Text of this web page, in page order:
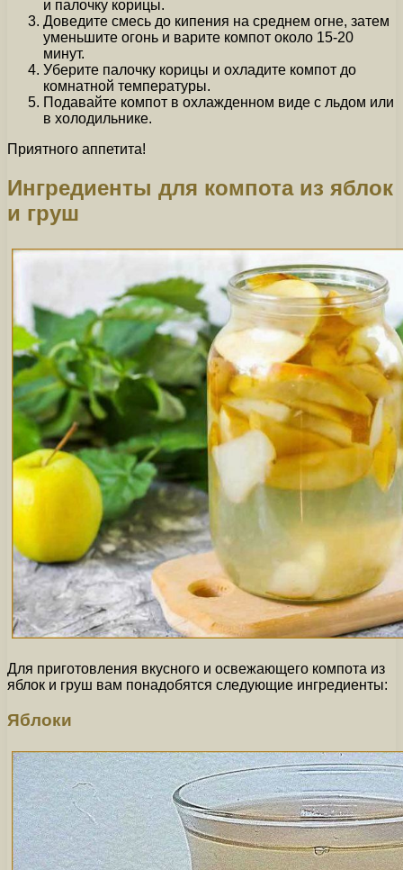
и палочку корицы.
Доведите смесь до кипения на среднем огне, затем
уменьшите огонь и варите компот около 15-20
минут.
Уберите палочку корицы и охладите компот до
комнатной температуры.
Подавайте компот в охлажденном виде с льдом или
в холодильнике.
Приятного аппетита!
Ингредиенты для компота из яблок
и груш
Для приготовления вкусного и освежающего компота из
яблок и груш вам понадобятся следующие ингредиенты:
Яблоки